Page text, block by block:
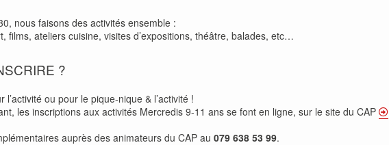
nous faisons des activités ensemble :
films, ateliers cuisine, visites d’expositions, théâtre, balades, etc…
?
l’activité ou pour le pique-nique & l’activité !
les inscriptions aux activités Mercredis 9-11 ans se font en ligne, sur le site du CAP
auprès des animateurs du CAP au 079 638 53 99.